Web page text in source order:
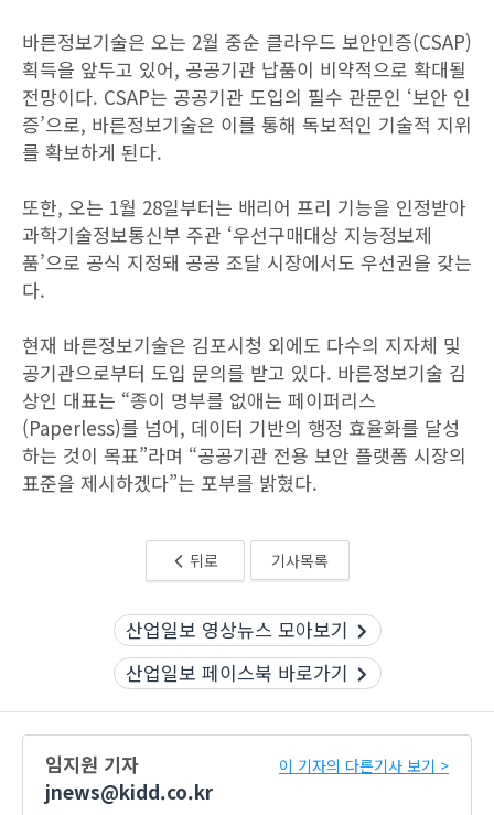
바른정보기술은 오는 2월 중순 클라우드 보안인증(CSAP)
획득을 앞두고 있어, 공공기관 납품이 비약적으로 확대될
전망이다. CSAP는 공공기관 도입의 필수 관문인 ‘보안 인
증’으로, 바른정보기술은 이를 통해 독보적인 기술적 지위
를 확보하게 된다.
또한, 오는 1월 28일부터는 배리어 프리 기능을 인정받아
과학기술정보통신부 주관 ‘우선구매대상 지능정보제
품’으로 공식 지정돼 공공 조달 시장에서도 우선권을 갖는
다.
현재 바른정보기술은 김포시청 외에도 다수의 지자체 및
공기관으로부터 도입 문의를 받고 있다. 바른정보기술 김
상인 대표는 “종이 명부를 없애는 페이퍼리스
(Paperless)를 넘어, 데이터 기반의 행정 효율화를 달성
하는 것이 목표”라며 “공공기관 전용 보안 플랫폼 시장의
표준을 제시하겠다”는 포부를 밝혔다.
뒤로 기사목록
산업일보 영상뉴스 모아보기
산업일보 페이스북 바로가기
임지원 기자
jnews@kidd.co.kr
이 기자의 다른기사 보기 >